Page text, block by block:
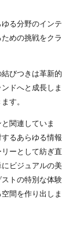
る分野のインテ
めの挑戦をクラ
びつきは革新的
ドへと成長しま
す。
関連していま
るあらゆる情報
ーとして紡ぎ直
ビジュアルの美
トの特別な体験
間を作り出しま